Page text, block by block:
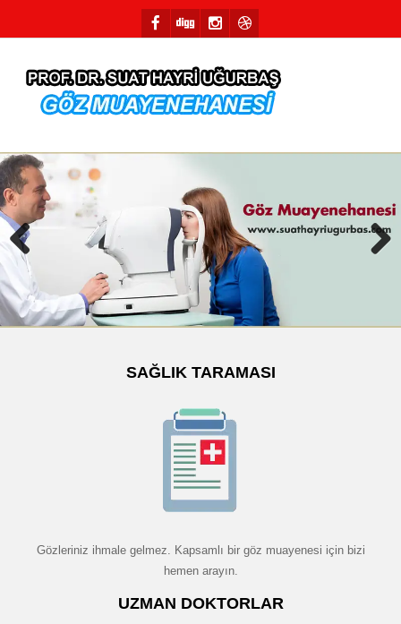
Previous
SAĞLIK TARAMASI
Gözleriniz ihmale gelmez. Kapsamlı bir göz muayenesi için bizi
hemen arayın.
UZMAN DOKTORLAR